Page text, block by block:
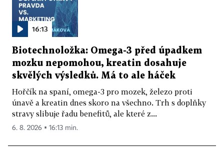
16:13
Biotechnoložka: Omega-3 před úpadkem
mozku nepomohou, kreatin dosahuje
skvělých výsledků. Má to ale háček
Hořčík na spaní, omega-3 pro mozek, železo proti
únavě a kreatin dnes skoro na všechno. Trh s doplňky
stravy slibuje řadu benefitů, ale které z...
6. 8. 2026 ▪ 16:13 min.